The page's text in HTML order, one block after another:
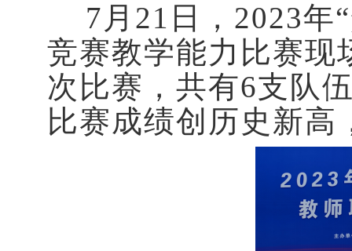
7月21日，2023年
竞赛教学能力比赛现
次比赛，共有6支队
比赛成绩创历史新高